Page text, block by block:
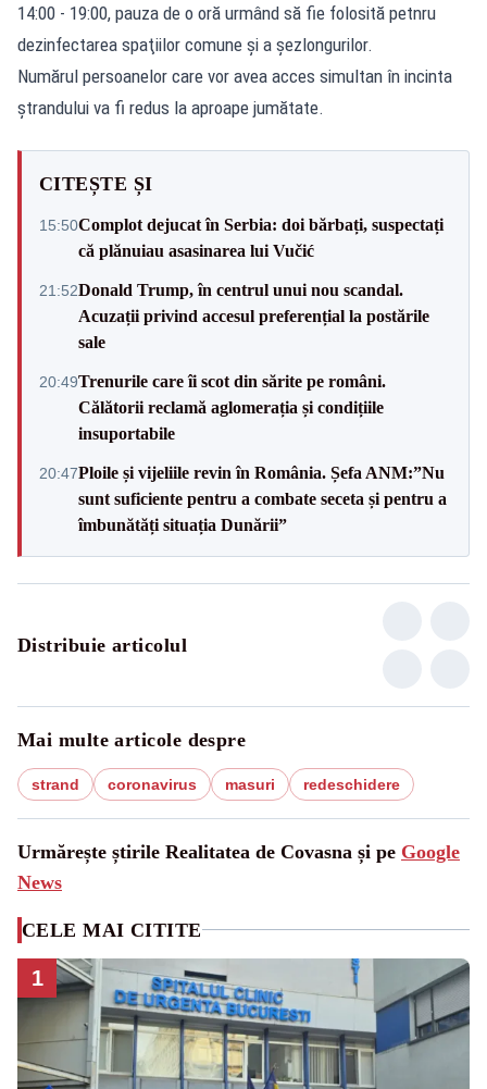
14:00 - 19:00, pauza de o oră urmând să fie folosită petnru
dezinfectarea spaţiilor comune şi a şezlongurilor.
Numărul persoanelor care vor avea acces simultan în incinta
ştrandului va fi redus la aproape jumătate.
CITEȘTE ȘI
15:50Complot dejucat în Serbia: doi bărbați, suspectați
că plănuiau asasinarea lui Vučić
21:52Donald Trump, în centrul unui nou scandal.
Acuzații privind accesul preferențial la postările
sale
20:49Trenurile care îi scot din sărite pe români.
Călătorii reclamă aglomerația și condițiile
insuportabile
20:47Ploile și vijeliile revin în România. Șefa ANM:”Nu
sunt suficiente pentru a combate seceta și pentru a
îmbunătăți situația Dunării”
Distribuie articolul
Mai multe articole despre
strand coronavirus masuri redeschidere
Urmărește știrile Realitatea de Covasna și pe Google
News
CELE MAI CITITE
1